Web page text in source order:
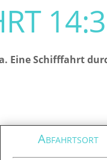
Eine Schifffahrt
Abfahrtsort